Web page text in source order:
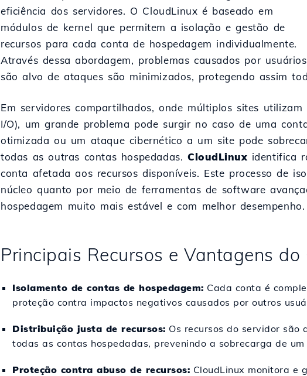
eficiência dos servidores. O CloudLinux é baseado em
módulos de kernel que permitem a isolação e gestão de
recursos para cada conta de hospedagem individualmente.
Através dessa abordagem, problemas causados por
são alvo de ataques são minimizados, protegendo assim
Em servidores compartilhados, onde múltiplos sites
I/O), um grande problema pode surgir no caso de uma
otimizada ou um ataque cibernético a um site pode
todas as outras contas hospedadas.CloudLinux identifica
conta afetada aos recursos disponíveis. Este processo de
núcleo quanto por meio de ferramentas de software
hospedagem muito mais estável e com melhor desempenho.
Principais Recursos e Vantagens do
Isolamento de contas de hospedagem: Cada conta é
proteção contra impactos negativos causados por outros
Distribuição justa de recursos: Os recursos do servidor são
todas as contas hospedadas, prevenindo a sobrecarga de
Proteção contra abuso de recursos: CloudLinux monitora e